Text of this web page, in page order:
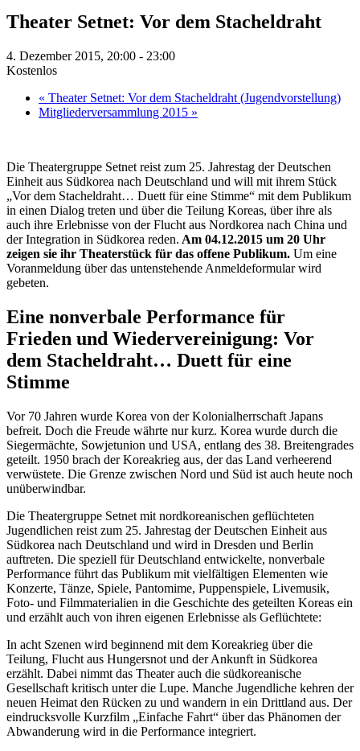
Theater Setnet: Vor dem Stacheldraht
4. Dezember 2015, 20:00 - 23:00
Kostenlos
« Theater Setnet: Vor dem Stacheldraht (Jugendvorstellung)
Mitgliederversammlung 2015 »
Die Theatergruppe Setnet reist zum 25. Jahrestag der Deutschen
Einheit aus Südkorea nach Deutschland und will mit ihrem Stück
„Vor dem Stacheldraht… Duett für eine Stimme“ mit dem Publikum
in einen Dialog treten und über die Teilung Koreas, über ihre als
auch ihre Erlebnisse von der Flucht aus Nordkorea nach China und
der Integration in Südkorea reden. Am 04.12.2015 um 20 Uhr
zeigen sie ihr Theaterstück für das offene Publikum. Um eine
Voranmeldung über das untenstehende Anmeldeformular wird
gebeten.
Eine nonverbale Performance für
Frieden und Wiedervereinigung: Vor
dem Stacheldraht… Duett für eine
Stimme
Vor 70 Jahren wurde Korea von der Kolonialherrschaft Japans
befreit. Doch die Freude währte nur kurz. Korea wurde durch die
Siegermächte, Sowjetunion und USA, entlang des 38. Breitengrades
geteilt. 1950 brach der Koreakrieg aus, der das Land verheerend
verwüstete. Die Grenze zwischen Nord und Süd ist auch heute noch
unüberwindbar.
Die Theatergruppe Setnet mit nordkoreanischen geflüchteten
Jugendlichen reist zum 25. Jahrestag der Deutschen Einheit aus
Südkorea nach Deutschland und wird in Dresden und Berlin
auftreten. Die speziell für Deutschland entwickelte, nonverbale
Performance führt das Publikum mit vielfältigen Elementen wie
Konzerte, Tänze, Spiele, Pantomime, Puppenspiele, Livemusik,
Foto- und Filmmaterialien in die Geschichte des geteilten Koreas ein
und erzählt auch von ihren eigenen Erlebnisse als Geflüchtete:
In acht Szenen wird beginnend mit dem Koreakrieg über die
Teilung, Flucht aus Hungersnot und der Ankunft in Südkorea
erzählt. Dabei nimmt das Theater auch die südkoreanische
Gesellschaft kritisch unter die Lupe. Manche Jugendliche kehren der
neuen Heimat den Rücken zu und wandern in ein Drittland aus. Der
eindrucksvolle Kurzfilm „Einfache Fahrt“ über das Phänomen der
Abwanderung wird in die Performance integriert.